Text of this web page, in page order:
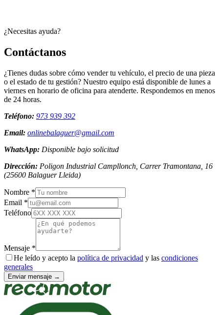
¿Necesitas ayuda?
Contáctanos
¿Tienes dudas sobre cómo vender tu vehículo, el precio de una pieza
o el estado de tu gestión? Nuestro equipo está disponible de lunes a
viernes en horario de oficina para atenderte. Respondemos en menos
de 24 horas.
Teléfono: 973 939 392
Email: onlinebalaguer@gmail.com
WhatsApp: Disponible bajo solicitud
Dirección: Poligon Industrial Campllonch, Carrer Tramontana, 16
(25600 Balaguer Lleida)
Nombre *
Email *
Teléfono
Mensaje *
He leído y acepto la política de privacidad y las condiciones
generales
Enviar mensaje →